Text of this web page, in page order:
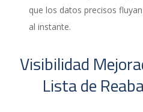
que los datos precisos
al instante.
Visibilidad
Lista de